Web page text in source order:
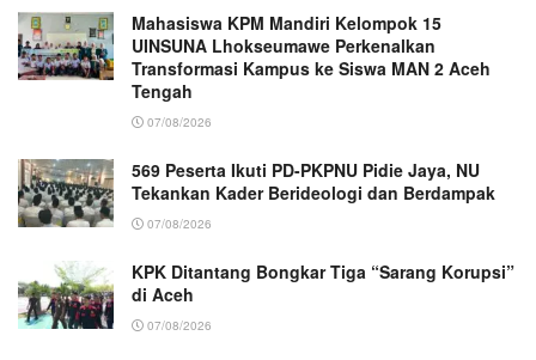
Mahasiswa KPM Mandiri Kelompok 15
UINSUNA Lhokseumawe Perkenalkan
Transformasi Kampus ke Siswa MAN 2 Aceh
Tengah
07/08/2026
569 Peserta Ikuti PD-PKPNU Pidie Jaya, NU
Tekankan Kader Berideologi dan Berdampak
07/08/2026
KPK Ditantang Bongkar Tiga “Sarang Korupsi”
di Aceh
07/08/2026